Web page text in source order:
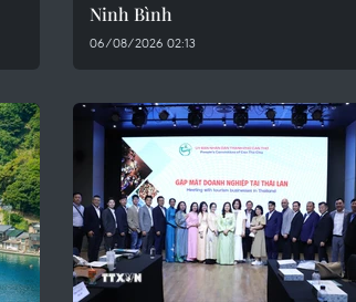
Ninh Bình
06/08/2026 02:13